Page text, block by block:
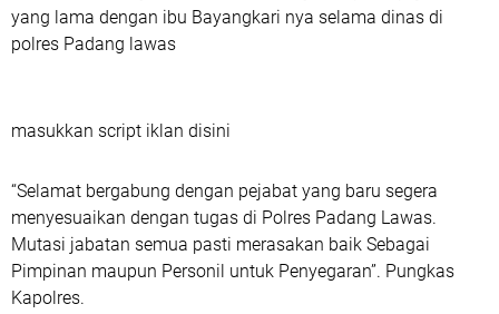
yang lama dengan ibu Bayangkari nya selama dinas di
polres Padang lawas
masukkan script iklan disini
‎“Selamat bergabung dengan pejabat yang baru segera
menyesuaikan dengan tugas di Polres Padang Lawas.
Mutasi jabatan semua pasti merasakan baik Sebagai
Pimpinan maupun Personil untuk Penyegaran”. Pungkas
Kapolres.